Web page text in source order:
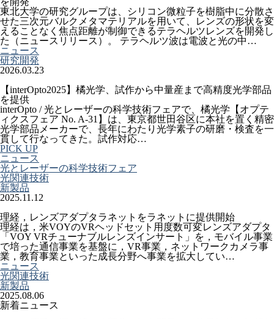
東北大学の研究グループは、シリコン微粒子を樹脂中に分散さ
せた三次元バルクメタマテリアルを用いて、レンズの形状を変
えることなく焦点距離が制御できるテラヘルツレンズを開発し
た（ニュースリリース）。 テラヘルツ波は電波と光の中…
ニュース
研究開発
2026.03.23
【interOpto2025】橘光学、試作から中量産まで高精度光学部品
を提供
interOpto / 光とレーザーの科学技術フェアで、橘光学【オプテ
ィクスフェア No. A-31】は、東京都世田谷区に本社を置く精密
光学部品メーカーで、長年にわたり光学素子の研磨・検査を一
貫して行なってきた。試作対応…
PICK UP
ニュース
光とレーザーの科学技術フェア
光関連技術
新製品
2025.11.12
理経，レンズアダプタラネットをラネットに提供開始
理経は，米VOYのVRヘッドセット用度数可変レンズアダプタ
「VOY VRチューナブルレンズインサート」を，モバイル事業
で培った通信事業を基盤に，VR事業，ネットワークカメラ事
業，教育事業といった成長分野へ事業を拡大してい…
ニュース
光関連技術
新製品
2025.08.06
新着ニュース